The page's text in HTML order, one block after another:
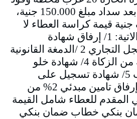
النيل شارع الوادي بعد سداد مبلغ 150.000 جنية،
قيمة كراسة العطاء لا
ترد وفق الشروط الاتية: 1/ إرفاق شهادة
التسجيل من المسجل التجاري 2 /الدمغة القانونية
3 /شهادة إبراء ذمة من الزكاة 4/ شهادة خلو
طرف من الضرائب 5/ شهادة تسجيل على
القيمة المضافة 6/ إرفاق تامين مبدئي 2% من
المقدم للعطاء شامل القيمة
بنكي خطاب ضمان بنكي